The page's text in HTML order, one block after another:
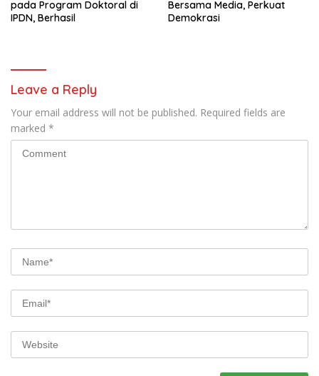
pada Program Doktoral di
IPDN, Berhasil
Bersama Media, Perkuat
Demokrasi
Leave a Reply
Your email address will not be published. Required fields are
marked *